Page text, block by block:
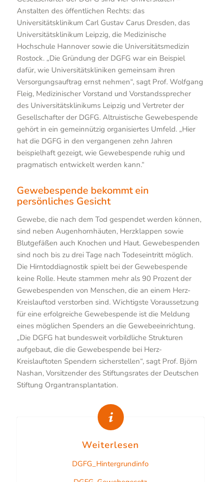
Anstalten des öffentlichen Rechts: das
Universitätsklinikum Carl Gustav Carus Dresden, das
Universitätsklinikum Leipzig, die Medizinische
Hochschule Hannover sowie die Universitätsmedizin
Rostock. „Die Gründung der DGFG war ein Beispiel
dafür, wie Universitätskliniken gemeinsam ihren
Versorgungsauftrag ernst nehmen“, sagt Prof. Wolfgang
Fleig, Medizinischer Vorstand und Vorstandssprecher
des Universitätsklinikums Leipzig und Vertreter der
Gesellschafter der DGFG. Altruistische Gewebespende
gehört in ein gemeinnützig organisiertes Umfeld. „Hier
hat die DGFG in den vergangenen zehn Jahren
beispielhaft gezeigt, wie Gewebespende ruhig und
pragmatisch entwickelt werden kann.“
Gewebespende bekommt ein
persönliches Gesicht
Gewebe, die nach dem Tod gespendet werden können,
sind neben Augenhornhäuten, Herzklappen sowie
Blutgefäßen auch Knochen und Haut. Gewebespenden
sind noch bis zu drei Tage nach Todeseintritt möglich.
Die Hirntoddiagnostik spielt bei der Gewebespende
keine Rolle. Heute stammen mehr als 90 Prozent der
Gewebespenden von Menschen, die an einem Herz-
Kreislauftod verstorben sind. Wichtigste Voraussetzung
für eine erfolgreiche Gewebespende ist die Meldung
eines möglichen Spenders an die Gewebeeinrichtung.
„Die DGFG hat bundesweit vorbildliche Strukturen
aufgebaut, die die Gewebespende bei Herz-
Kreislauftoten Spendern sicherstellen“, sagt Prof. Björn
Nashan, Vorsitzender des Stiftungsrates der Deutschen
Stiftung Organtransplantation.
Weiterlesen
DGFG_Hintergrundinfo